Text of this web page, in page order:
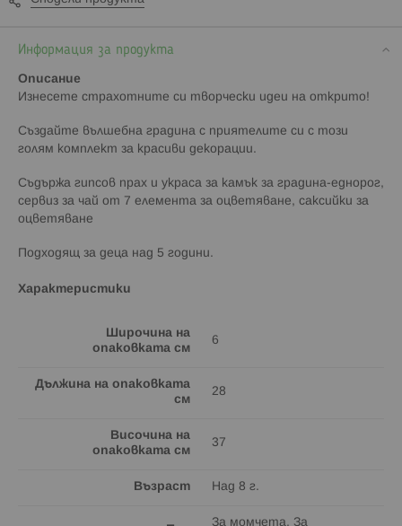
Информация за продукта
Описание
Изнесете страхотните си творчески идеи на открито!
Създайте вълшебна градина с приятелите си с този
голям комплект за красиви декорации.
Съдържа гипсов прах и украса за камък за градина-еднорог,
сервиз за чай от 7 елемента за оцветяване, саксийки за
оцветяване
Подходящ за деца над 5 години.
Характеристики
Широчина на
опаковката см
6
Дължина на опаковката
см
28
Височина на
опаковката см
37
Възраст Над 8 г.
За момчета, За